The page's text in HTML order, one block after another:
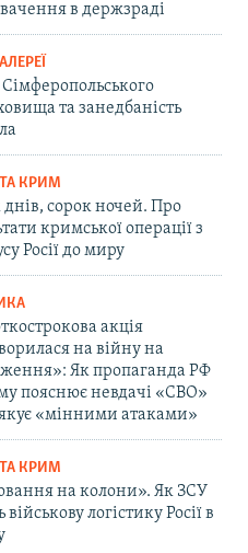
в держзраді
та занедбаність
КРИМ
сорок ночей. Про
кримської операції з
Росії до миру
акція
на війну на
Як пропаганда РФ
пояснює невдачі «СВО»
«мінними атаками»
КРИМ
на колони». Як ЗСУ
військову логістику Росії в